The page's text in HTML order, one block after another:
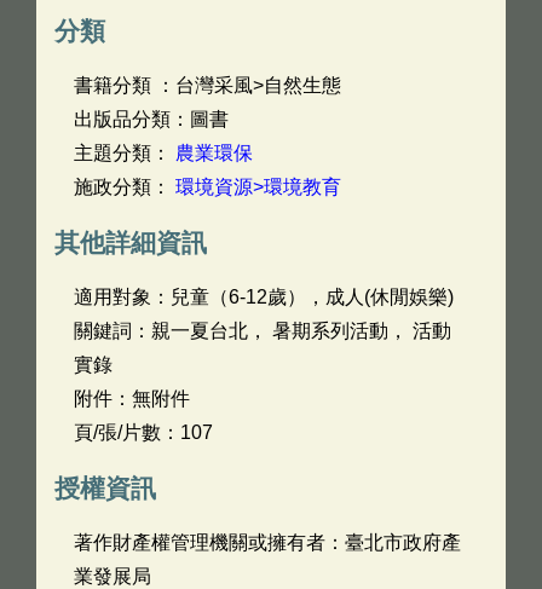
分類
書籍分類 ：台灣采風>自然生態
出版品分類：圖書
主題分類： 農業環保
施政分類： 環境資源>環境教育
其他詳細資訊
適用對象：兒童（6-12歲），成人(休閒娛樂)
關鍵詞：親一夏台北， 暑期系列活動， 活動
實錄
附件：無附件
頁/張/片數：107
授權資訊
著作財產權管理機關或擁有者：臺北市政府產
業發展局